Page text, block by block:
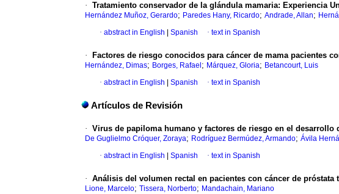
· Tratamiento conservador de la glándula mamaria: Experiencia
Hernández Muñoz, Gerardo; Paredes Hany, Ricardo; Andrade, Allan;
· abstract in English Spanish · text in Spanish
· Factores de riesgo conocidos para cáncer de mama pacientes
Hernández, Dimas; Borges, Rafael ; Márquez, Gloria; Betancourt, Luis
· abstract in English Spanish · text in Spanish
Artículos de Revisión
· Virus de papiloma humano y factores de riesgo en el desarrollo
De Guglielmo Cróquer, Zoraya; Rodríguez Bermúdez, Armando; Ávila
· abstract in English Spanish · text in Spanish
· Análisis del volumen rectal en pacientes con cáncer de
Lione, Marcelo; Tissera, Norberto; Mandachain, Mariano